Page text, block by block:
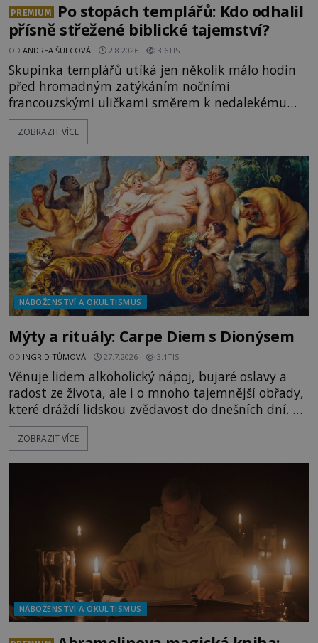
PREMIUM
Po stopách templářů: Kdo odhalil
přísně střežené biblické tajemství?
OD ANDREA ŠULCOVÁ 2.8.2026 3.6TIS
Skupinka templářů utíká jen několik málo hodin
před hromadným zatýkáním nočními
francouzskými uličkami směrem k nedalekému
přístavu. Jeden z nich má přes ramena ranec s
tajemným obsahem. Kapitán lodi už na ně čeká.
vyplouváme,“ sdělí jim. „Kam máme namířeno,
kapitáne?“ zeptá se ho jeden z templářů. „Do Sk
ZOBRAZIT VÍCE
NÁBOŽENSTVÍ A OKULTISMUS
Mýty a rituály: Carpe Diem s Dionýsem
OD INGRID TŮMOVÁ 27.7.2026 3.1TIS
Věnuje lidem alkoholický nápoj, bujaré oslavy a
radost ze života, ale i o mnoho tajemnější obřady,
které dráždí lidskou zvědavost do dnešních dní. Co
doopravdy představuje bůh, jemuž Římané říkají
Bakchus? Mytologický příběh řeckého boha
ZOBRAZIT VÍCE
NÁBOŽENSTVÍ A OKULTISMUS